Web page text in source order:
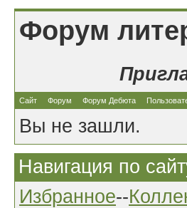
Форум
Сайт Форум Форум Дебюта
Вы не зашли.
Навигация по
Избранное--